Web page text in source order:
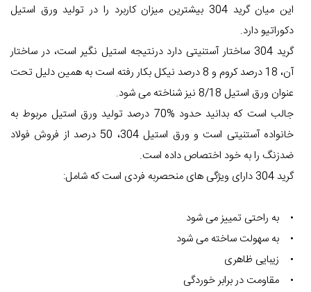
این میان گرید 304 بیشترین میزان کاربرد را در تولید ورق استیل
دکوراتیو دارد.
گرید 304 ساختار آستنیتی دارد درنتیجه استیل نگیر است، در ساختار
آن، 18 درصد کروم و 8 درصد نیکل بکار رفته است به همین دلیل تحت
عنوان ورق استیل 8/18 نیز شناخته می شود.
جالب است که بدانید حدود %70 درصد تولید ورق استیل مربوط به
خانواده آستنیتی است و ورق استیل 304، 50 درصد از فروش فولاد
ضدزنگ را به خود اختصاص داده است.
گرید 304 دارای ویژگی های منحصربه فردی است که شامل:
• به راحتی تمییز می شود
• به سهولت ساخته می شود
• زیبایی ظاهری
• مقاومت در برابر خوردگی